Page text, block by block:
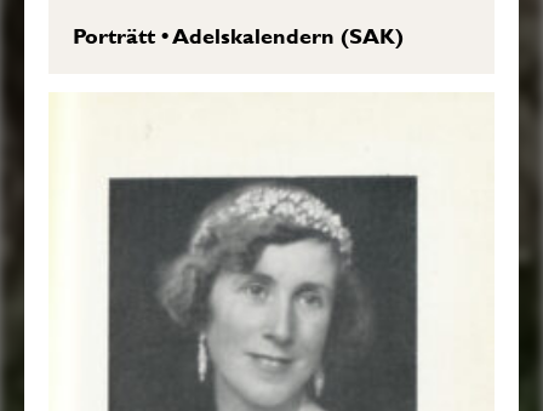
Porträtt•Adelskalendern (SAK)